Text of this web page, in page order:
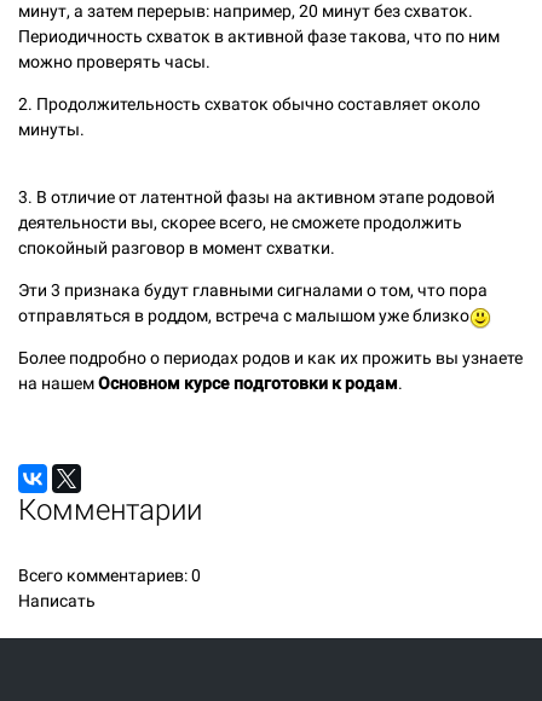
минут, а затем перерыв: например, 20 минут без схваток.
Периодичность схваток в активной фазе такова, что по ним
можно проверять часы.
2. Продолжительность схваток обычно составляет около
минуты.
3. В отличие от латентной фазы на активном этапе родовой
деятельности вы, скорее всего, не сможете продолжить
спокойный разговор в момент схватки.
Эти 3 признака будут главными сигналами о том, что пора
отправляться в роддом, встреча с малышом уже близко
Более подробно о периодах родов и как их прожить вы узнаете
на нашемОсновном курсе подготовки к родам.
Комментарии
Всего комментариев:0
Написать